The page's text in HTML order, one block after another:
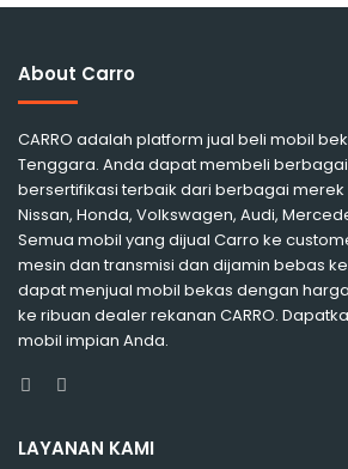
About Carro
CARRO adalah platform jual beli mobil
Tenggara. Anda dapat membeli
bersertifikasi terbaik dari berbagai merek
Nissan, Honda, Volkswagen, Audi,
Semua mobil yang dijual Carro ke
mesin dan transmisi dan dijamin bebas
dapat menjual mobil bekas dengan
ke ribuan dealer rekanan CARRO.
mobil impian Anda.
Facebook
Instagram
LAYANAN KAMI